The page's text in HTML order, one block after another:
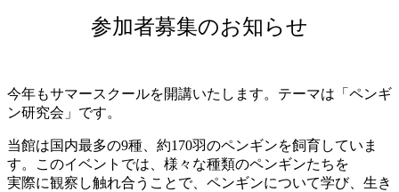
参加者募集のお知らせ
今年もサマースクールを開講いたします。テーマは「ペンギ
ン研究会」です。
当館は国内最多の9種、約170羽のペンギンを飼育していま
す。このイベントでは、様々な種類のペンギンたちを
実際に観察し触れ合うことで、ペンギンについて学び、生き